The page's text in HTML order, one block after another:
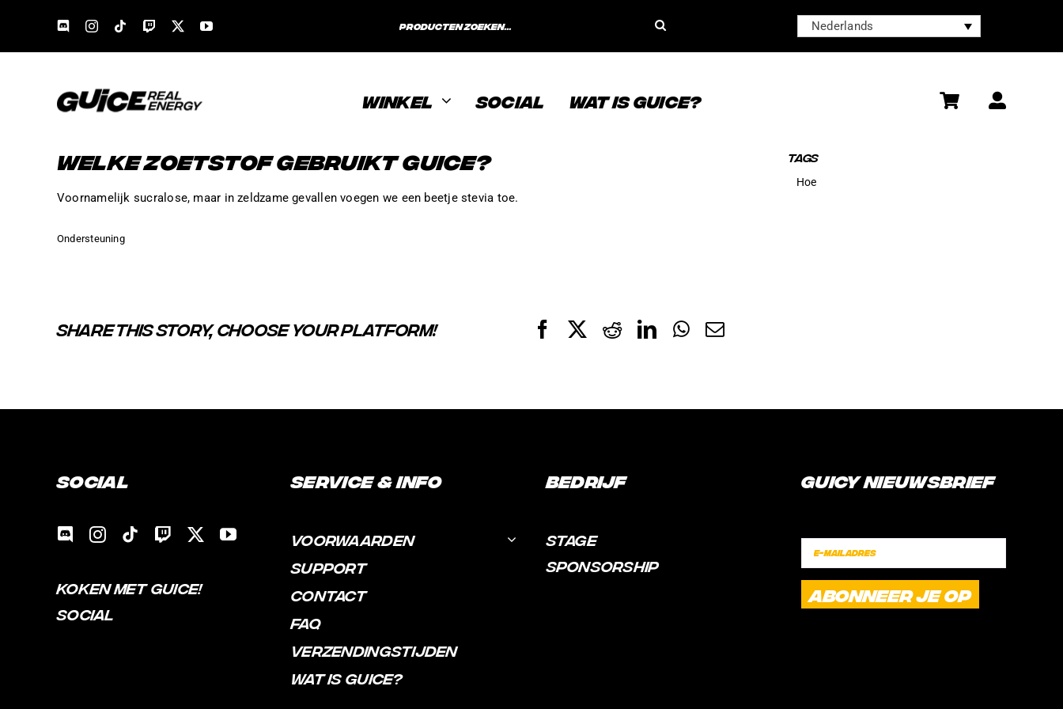
content
Search
Nederlands
WINKEL SOCIAL WAT IS GUICE?
WELKE ZOETSTOF GEBRUIKT GUICE?
Voornamelijk sucralose, maar in zeldzame gevallen voegen we een beetje stevia toe.
Ondersteuning
SHARE THIS STORY, CHOOSE YOUR PLATFORM! FacebookRedditLinkedInWhatsApp
Email
TAGS
Hoe
Social
KOKEN MET GUICE!
SOCIAL
Service & Info
VOORWAARDEN
SUPPORT
CONTACT
FAQ
VERZENDINGSTIJDEN
WAT IS GUICE?
Bedrijf
STAGE
SPONSORSHIP
Guicy Nieuwsbrief